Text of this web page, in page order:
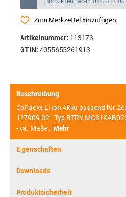
Zum Merkzettel hinzufügen
Artikelnummer: 113173
GTIN: 4055655261913
Beschreibung
CoPacks Li Ion Akku passend für
127909-02 - Typ BTRY-
- ca. Maße…Mehr
Eigenschaften
Downloads
Produktsicherheit